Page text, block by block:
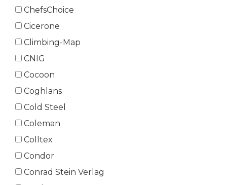
ChefsChoice
Cicerone
Climbing-Map
CNIG
Cocoon
Coghlans
Cold Steel
Coleman
Colltex
Condor
Conrad Stein Verlag